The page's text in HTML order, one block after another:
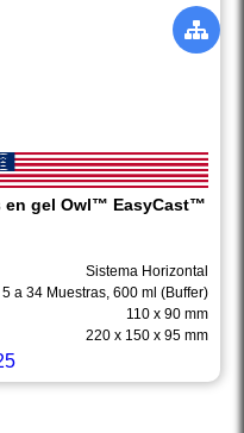
en gel Owl™ EasyCast™
Sistema Horizontal
5 a 34 Muestras, 600 ml (Buffer)
110 x 90 mm
220 x 150 x 95 mm